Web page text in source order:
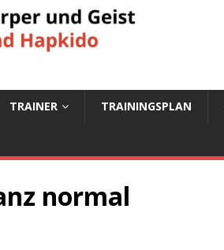
TRAINER TRAININGSPLAN
normal